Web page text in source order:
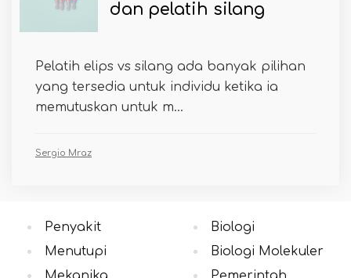
dan pelatih silang
Pelatih elips vs silang ada banyak pilihan
yang tersedia untuk individu ketika ia
memutuskan untuk m...
Sergio Mraz
Penyakit
Menutupi
Biologi
Biologi Molekuler